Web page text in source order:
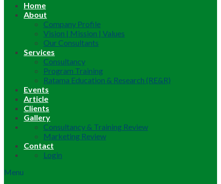
Home
About
Company Profile
Vision | Mission | Values
Our Consultants
Services
Consultancy
Program Training
Ratama Education & Research (RE&R)
Events
Article
Clients
Gallery
Consultancy & Training Review
Marketing Review
Contact
Login
Menu